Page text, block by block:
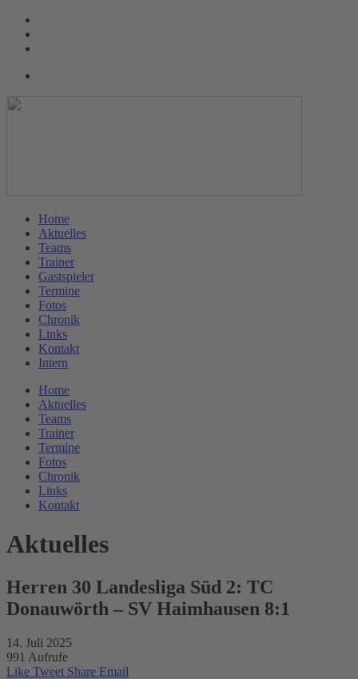
Home
Aktuelles
Teams
Trainer
Gastspieler
Termine
Fotos
Chronik
Links
Kontakt
Intern
Home
Aktuelles
Teams
Trainer
Termine
Fotos
Chronik
Links
Kontakt
Aktuelles
Herren 30 Landesliga Süd 2: TC
Donauwörth – SV Haimhausen 8:1
14. Juli 2025
991 Aufrufe
Like Tweet Share Email